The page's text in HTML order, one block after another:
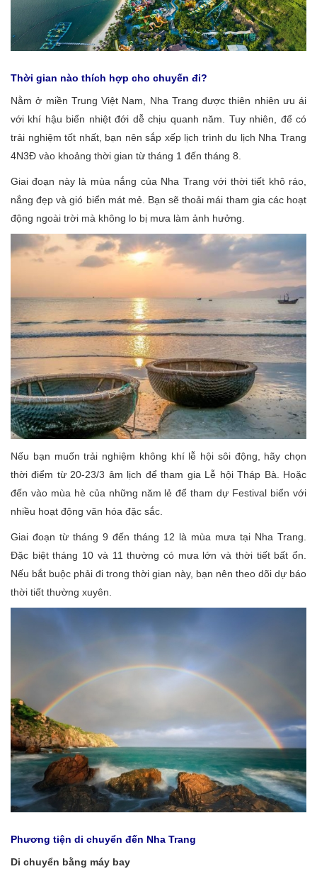
Thời gian nào thích hợp cho chuyến đi?
Nằm ở miền Trung Việt Nam, Nha Trang được thiên nhiên ưu ái
với khí hậu biển nhiệt đới dễ chịu quanh năm. Tuy nhiên, để có
trải nghiệm tốt nhất, bạn nên sắp xếp lịch trình du lịch Nha Trang
4N3Đ vào khoảng thời gian từ tháng 1 đến tháng 8.
Giai đoạn này là mùa nắng của Nha Trang với thời tiết khô ráo,
nắng đẹp và gió biển mát mẻ. Bạn sẽ thoải mái tham gia các hoạt
động ngoài trời mà không lo bị mưa làm ảnh hưởng.
Nếu bạn muốn trải nghiệm không khí lễ hội sôi động, hãy chọn
thời điểm từ 20-23/3 âm lịch để tham gia Lễ hội Tháp Bà. Hoặc
đến vào mùa hè của những năm lẻ để tham dự Festival biển với
nhiều hoạt động văn hóa đặc sắc.
Giai đoạn từ tháng 9 đến tháng 12 là mùa mưa tại Nha Trang.
Đặc biệt tháng 10 và 11 thường có mưa lớn và thời tiết bất ổn.
Nếu bắt buộc phải đi trong thời gian này, bạn nên theo dõi dự báo
thời tiết thường xuyên.
Phương tiện di chuyển đến Nha Trang
Di chuyển bằng máy bay